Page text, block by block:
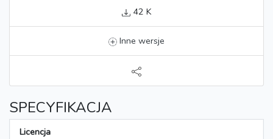
42 K
Inne wersje
SPECYFIKACJA
Licencja